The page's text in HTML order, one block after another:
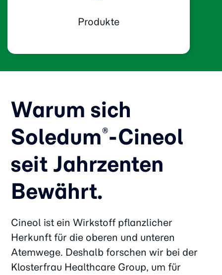
Produkte
Warum sich
Soledum®-Cineol
seit Jahrzenten
Bewährt.
Cineol ist ein Wirkstoff pflanzlicher
Herkunft für die oberen und unteren
Atemwege. Deshalb forschen wir bei der
Klosterfrau Healthcare Group, um für